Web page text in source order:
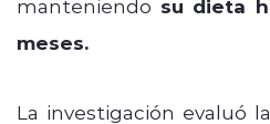
manteniendo su dieta
meses.
La investigación evaluó